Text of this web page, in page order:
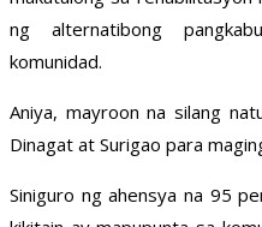
ng alternatibong
komunidad.
Aniya, mayroon na silang
Dinagat at Surigao para
Siniguro ng ahensya na 95